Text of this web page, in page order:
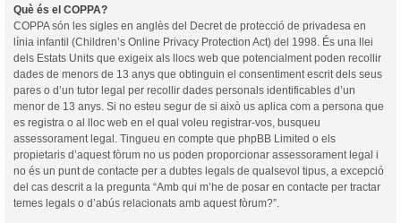
Què és el COPPA?
COPPA són les sigles en anglès del Decret de protecció de privadesa en
línia infantil (Children’s Online Privacy Protection Act) del 1998. És una llei
dels Estats Units que exigeix als llocs web que potencialment poden recollir
dades de menors de 13 anys que obtinguin el consentiment escrit dels seus
pares o d’un tutor legal per recollir dades personals identificables d’un
menor de 13 anys. Si no esteu segur de si això us aplica com a persona que
es registra o al lloc web en el qual voleu registrar-vos, busqueu
assessorament legal. Tingueu en compte que phpBB Limited o els
propietaris d’aquest fòrum no us poden proporcionar assessorament legal i
no és un punt de contacte per a dubtes legals de qualsevol tipus, a excepció
del cas descrit a la pregunta “Amb qui m’he de posar en contacte per tractar
temes legals o d’abús relacionats amb aquest fòrum?”.